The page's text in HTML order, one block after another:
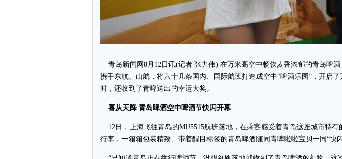
青岛新闻网8月12日讯(记者 张力伟) 在万米高空中畅饮麦香浓郁的青岛啤
携手东航、山航，将六十几条国内、国际航班打造成空中“啤酒乐园”，开启
时，还收到了青啤送出的幸运大奖。
喜从天降 青岛啤酒空中啤酒节快闪开幕
12日，上海飞往青岛的MU5515航班落地，在乘客感受着青岛这座城市特
行李，一箱箱包装精致、带着醒目标签的青岛啤酒随同青啤啦啦宝贝一同“快